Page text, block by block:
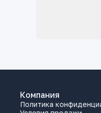
Компания
Политика